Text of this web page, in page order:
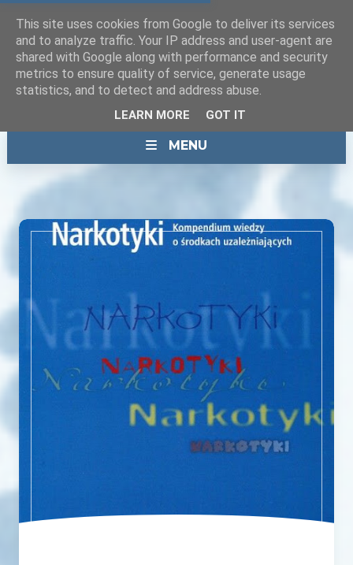
MENU
This site uses cookies from Google to deliver its services
and to analyze traffic. Your IP address and user-agent are
shared with Google along with performance and security
metrics to ensure quality of service, generate usage
statistics, and to detect and address abuse.
LEARN MORE GOT IT